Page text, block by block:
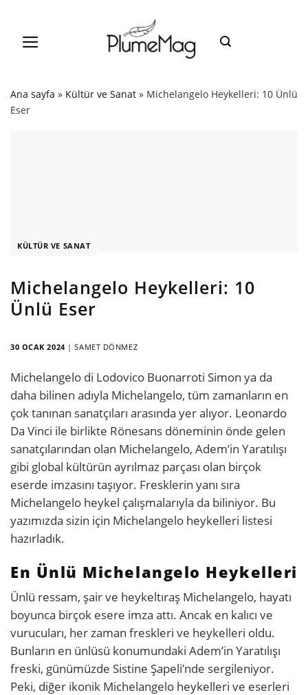
content
Ana sayfa » Kültür ve Sanat » Michelangelo Heykelleri: 10 Ünlü
Eser
KÜLTÜR VE SANAT
Michelangelo Heykelleri: 10
Ünlü Eser
30 OCAK 2024|SAMET DÖNMEZ
Michelangelo di Lodovico Buonarroti Simon ya da
daha bilinen adıyla Michelangelo, tüm zamanların en
çok tanınan sanatçıları arasında yer alıyor. Leonardo
Da Vinci ile birlikte Rönesans döneminin önde gelen
sanatçılarından olan Michelangelo, Adem’in Yaratılışı
gibi global kültürün ayrılmaz parçası olan birçok
eserde imzasını taşıyor. Fresklerin yanı sıra
Michelangelo heykel çalışmalarıyla da biliniyor. Bu
yazımızda sizin için Michelangelo heykelleri listesi
hazırladık.
En Ünlü Michelangelo Heykelleri
Ünlü ressam, şair ve heykeltıraş Michelangelo, hayatı
boyunca birçok esere imza attı. Ancak en kalıcı ve
vurucuları, her zaman freskleri ve heykelleri oldu.
Bunların en ünlüsü konumundaki Adem’in Yaratılışı
freski, günümüzde Sistine Şapeli’nde sergileniyor.
Peki, diğer ikonik Michelangelo heykelleri ve eserleri